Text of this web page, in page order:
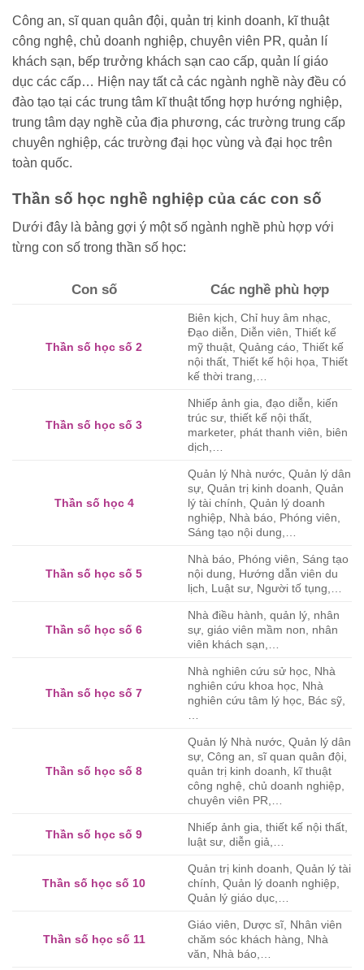
Công an, sĩ quan quân đội, quản trị kinh doanh, kĩ thuật
công nghệ, chủ doanh nghiệp, chuyên viên PR, quản lí
khách sạn, bếp trưởng khách sạn cao cấp, quản lí giáo
dục các cấp… Hiện nay tất cả các ngành nghề này đều có
đào tạo tại các trung tâm kĩ thuật tổng hợp hướng nghiệp,
trung tâm dạy nghề của địa phương, các trường trung cấp
chuyên nghiệp, các trường đại học vùng và đại học trên
toàn quốc.
Thần số học nghề nghiệp của các con số
Dưới đây là bảng gợi ý một số ngành nghề phù hợp với
từng con số trong thần số học:
Con số Các nghề phù hợp
Thần số học số 2
Biên kịch, Chỉ huy âm nhạc,
Đạo diễn, Diễn viên, Thiết kế
mỹ thuật, Quảng cáo, Thiết kế
nội thất, Thiết kế hội họa, Thiết
kế thời trang,…
Thần số học số 3
Nhiếp ảnh gia, đạo diễn, kiến
trúc sư, thiết kế nội thất,
marketer, phát thanh viên, biên
dịch,…
Thần số học 4
Quản lý Nhà nước, Quản lý dân
sự, Quản trị kinh doanh, Quản
lý tài chính, Quản lý doanh
nghiệp, Nhà báo, Phóng viên,
Sáng tạo nội dung,…
Thần số học số 5
Nhà báo, Phóng viên, Sáng tạo
nội dung, Hướng dẫn viên du
lịch, Luật sư, Người tố tụng,…
Thần số học số 6
Nhà điều hành, quản lý, nhân
sự, giáo viên mầm non, nhân
viên khách sạn,…
Thần số học số 7
Nhà nghiên cứu sử học, Nhà
nghiên cứu khoa học, Nhà
nghiên cứu tâm lý học, Bác sỹ,
Thần số học số 8
Quản lý Nhà nước, Quản lý dân
sự, Công an, sĩ quan quân đội,
quản trị kinh doanh, kĩ thuật
công nghệ, chủ doanh nghiệp,
chuyên viên PR,…
Thần số học số 9
Nhiếp ảnh gia, thiết kế nội thất,
luật sư, diễn giả,…
Thần số học số 10
Quản trị kinh doanh, Quản lý tài
chính, Quản lý doanh nghiệp,
Quản lý giáo dục,…
Thần số học số 11
Giáo viên, Dược sĩ, Nhân viên
chăm sóc khách hàng, Nhà
văn, Nhà báo,…